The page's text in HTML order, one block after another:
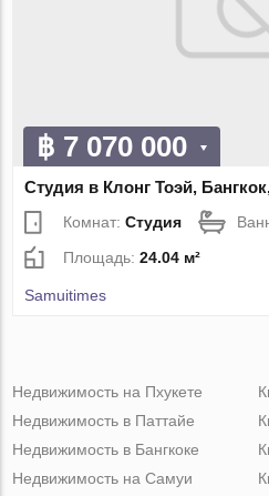
฿ 7 070 000
Студия в Клонг Тоэй,
Комнат:Студия
Площадь:24.04 м²
Samuitimes
Недвижимость на Пхукете
Недвижимость в Паттайе
Недвижимость в Бангкоке
Недвижимость на Самуи